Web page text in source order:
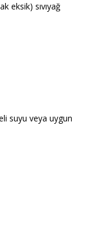
eksik) sıvıyağ
suyu veya uygun